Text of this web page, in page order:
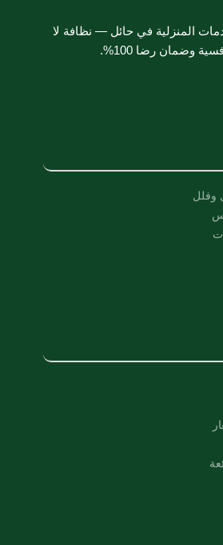
المنزلية في حائل — نظافة لا
وضمان رضا 100%.
وفلل